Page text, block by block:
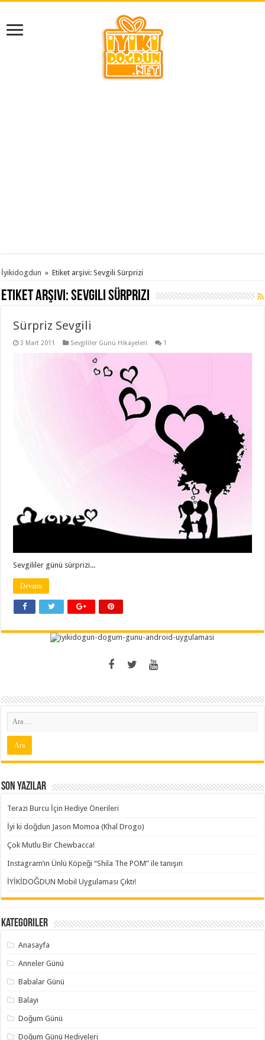
İyikidogdun » Etiket arşivi: Sevgili Sürprizi
Etiket arşivi:Sevgili Sürprizi
Sürpriz Sevgili
3 Mart 2011 Sevgililer Günü Hikayeleri 1
Sevgililer günü sürprizi...
Devamı
Son Yazılar
Terazi Burcu İçin Hediye Önerileri
İyi ki doğdun Jason Momoa (Khal Drogo)
Çok Mutlu Bir Chewbacca!
Instagram’ın Ünlü Köpeği “Shila The POM” ile tanışın
İYİKİDOĞDUN Mobil Uygulaması Çıktı!
Kategoriler
Anasayfa
Anneler Günü
Babalar Günü
Balayı
Doğum Günü
Doğum Günü Hediyeleri